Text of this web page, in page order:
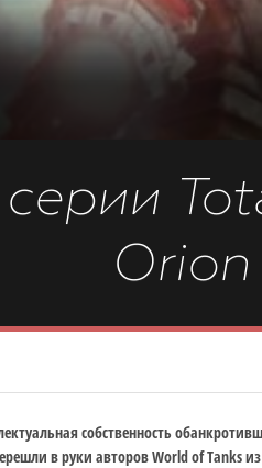
Orion
собственность
в руки авторов World of Tanks